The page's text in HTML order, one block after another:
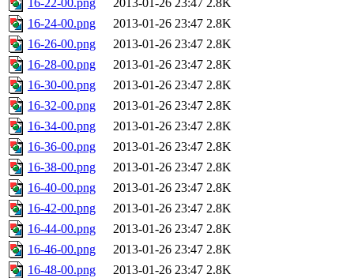
16-22-00.png
2013-01-26 23:47 2.8K
16-24-00.png
2013-01-26 23:47 2.8K
16-26-00.png
2013-01-26 23:47 2.8K
16-28-00.png
2013-01-26 23:47 2.8K
16-30-00.png
2013-01-26 23:47 2.8K
16-32-00.png
2013-01-26 23:47 2.8K
16-34-00.png
2013-01-26 23:47 2.8K
16-36-00.png
2013-01-26 23:47 2.8K
16-38-00.png
2013-01-26 23:47 2.8K
16-40-00.png
2013-01-26 23:47 2.8K
16-42-00.png
2013-01-26 23:47 2.8K
16-44-00.png
2013-01-26 23:47 2.8K
16-46-00.png
2013-01-26 23:47 2.8K
16-48-00.png
2013-01-26 23:47 2.8K